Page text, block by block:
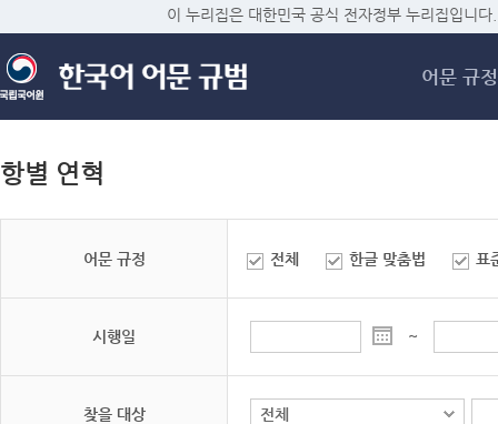
메
이 누리집은 대한민국 공식 전자정부 누리집입니다.
어문 규정
항별 연혁
어문 규정 전체 한글 맞춤법 표
시행일 ~
찾을 대상